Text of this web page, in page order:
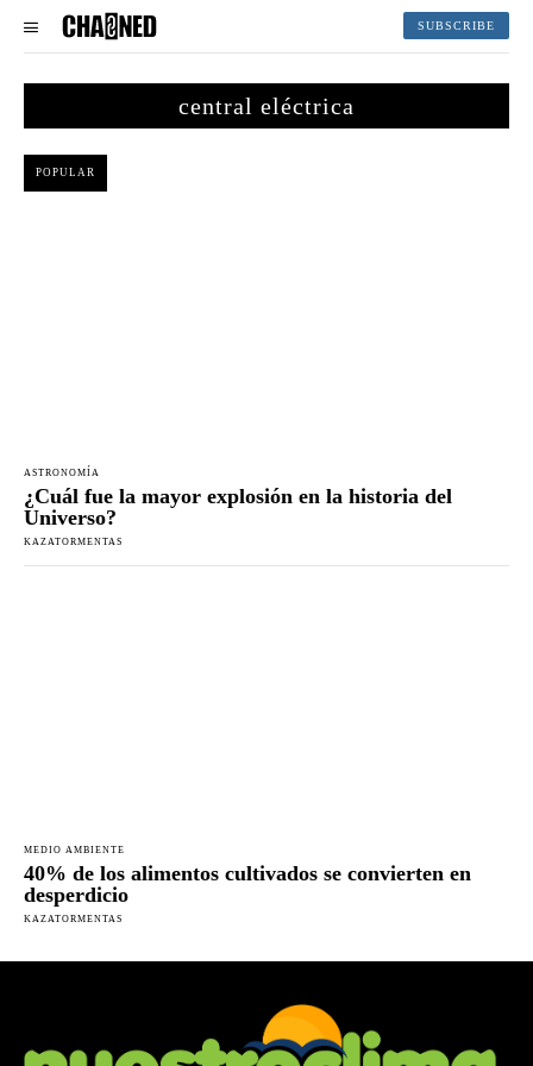
SUBSCRIBE
central eléctrica
POPULAR
ASTRONOMÍA
¿Cuál fue la mayor explosión en la historia del
Universo?
KAZATORMENTAS
MEDIO AMBIENTE
40% de los alimentos cultivados se convierten en
desperdicio
KAZATORMENTAS